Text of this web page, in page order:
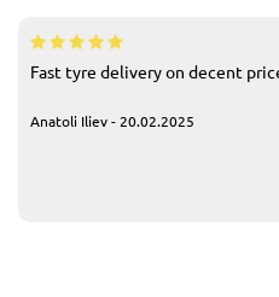
Fast tyre delivery on decent
Anatoli Iliev - 20.02.2025